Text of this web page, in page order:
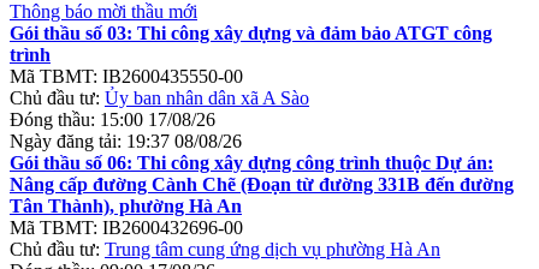
Thông báo mời thầu mới
Gói thầu số 03: Thi công xây dựng và đảm bảo ATGT công
trình
Mã TBMT: IB2600435550-00
Chủ đầu tư: Ủy ban nhân dân xã A Sào
Đóng thầu: 15:00 17/08/26
Ngày đăng tải: 19:37 08/08/26
Gói thầu số 06: Thi công xây dựng công trình thuộc Dự án:
Nâng cấp đường Cành Chẽ (Đoạn từ đường 331B đến đường
Tân Thành), phường Hà An
Mã TBMT: IB2600432696-00
Chủ đầu tư: Trung tâm cung ứng dịch vụ phường Hà An